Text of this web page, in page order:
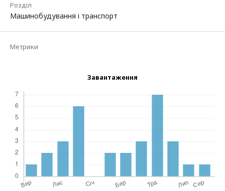
Розділ
Машинобудування і транспорт
Метрики
Завантаження